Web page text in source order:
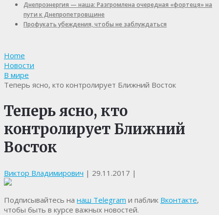
Днепроэнергия — наша: Разгромлена очередная «фортеця» на
пути к Днепропетровщине
Профукать убеждения, чтобы не заблуждаться
Home
Новости
В мире
Теперь ясно, кто контролирует Ближний Восток
Теперь ясно, кто
контролирует Ближний
Восток
Виктор Владимирович | 29.11.2017 |
Подписывайтесь на наш Telegram и паблик Вконтакте,
чтобы быть в курсе важных новостей.